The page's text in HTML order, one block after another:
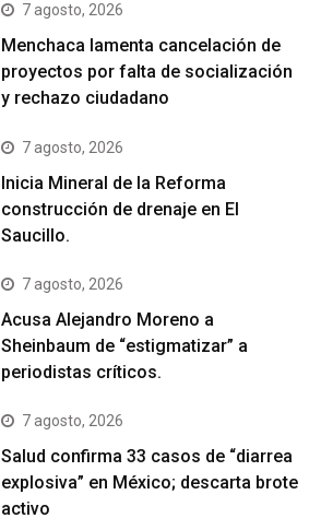
7 agosto, 2026
Menchaca lamenta cancelación de
proyectos por falta de socialización
y rechazo ciudadano
7 agosto, 2026
Inicia Mineral de la Reforma
construcción de drenaje en El
Saucillo.
7 agosto, 2026
Acusa Alejandro Moreno a
Sheinbaum de “estigmatizar” a
periodistas críticos.
7 agosto, 2026
Salud confirma 33 casos de “diarrea
explosiva” en México; descarta brote
activo